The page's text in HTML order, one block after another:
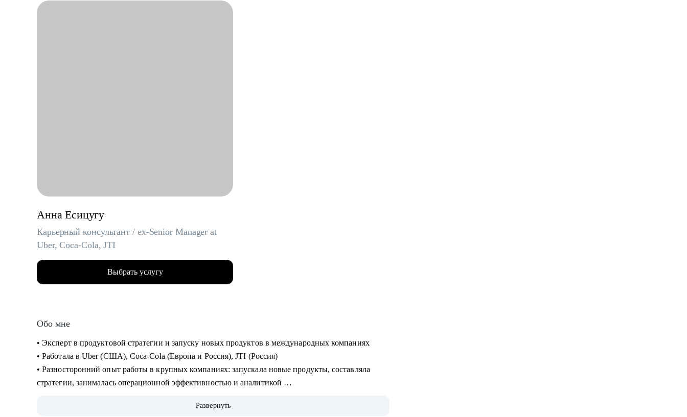
Анна Есицугу
Карьерный консультант / ex-Senior Manager at
Uber, Coca-Cola, JTI
Выбрать услугу
Обо мне
• Эксперт в продуктовой стратегии и запуску новых продуктов в международных компаниях
• Работала в Uber (США), Coca-Cola (Европа и Россия), JTI (Россия)
• Разносторонний опыт работы в крупных компаниях: запускала новые продукты, составляла
стратегии, занималась операционной эффективностью и аналитикой
дарксторов для линии косметики Дженнифер Энистон на Uber Eats
Развернуть